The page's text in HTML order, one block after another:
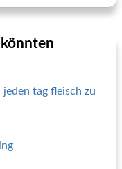
tag fleisch zu